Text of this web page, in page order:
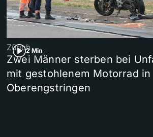
2 Min
Zürich
Zwei Männer sterben bei
mit gestohlenem Motorrad in
Oberengstringen